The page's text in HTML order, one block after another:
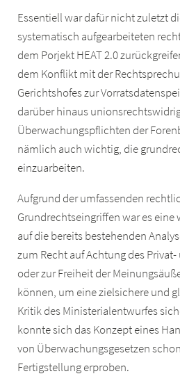
Essentiell war dafür nicht zuletzt
systematisch aufgearbeiteten
dem Porjekt HEAT 2.0
dem Konflikt mit der
Gerichtshofes zur
darüber hinaus
Überwachungspflichten der
nämlich auch wichtig, die
einzuarbeiten.
Aufgrund der umfassenden
Grundrechtseingriffen war es
auf die bereits bestehenden
zum Recht auf Achtung des
oder zur Freiheit der
können, um eine zielsichere und
Kritik des Ministerialentwurfes
konnte sich das Konzept eines
von Überwachungsgesetzen
Fertigstellung erproben.